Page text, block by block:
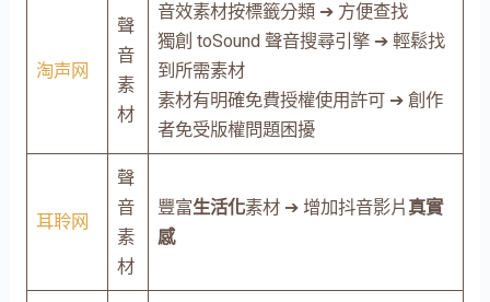
淘声网
聲
音
素
材
音效素材按標籤分類 ➔ 方便查找
獨創 toSound 聲音搜尋引擎 ➔ 輕鬆找
到所需素材
素材有明確免費授權使用許可 ➔ 創作
者免受版權問題困擾
耳聆网
聲
音
素
材
豐富生活化素材 ➔ 增加抖音影片 真實
感